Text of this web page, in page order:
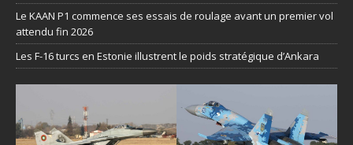
Le KAAN P1 commence ses essais de roulage avant un premier vol
attendu fin 2026
Les F-16 turcs en Estonie illustrent le poids stratégique d’Ankara